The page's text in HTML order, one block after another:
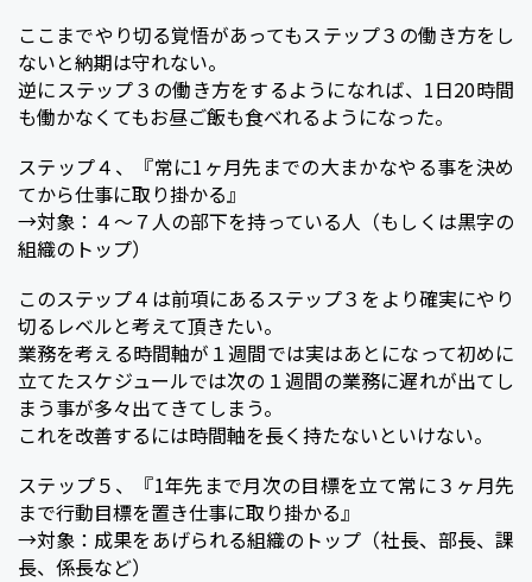
ここまでやり切る覚悟があってもステップ３の働き方をし
ないと納期は守れない。
逆にステップ３の働き方をするようになれば、1日20時間
も働かなくてもお昼ご飯も食べれるようになった。
ステップ４、『常に1ヶ月先までの大まかなやる事を決め
てから仕事に取り掛かる』
→対象：４〜７人の部下を持っている人（もしくは黒字の
組織のトップ）
このステップ４は前項にあるステップ３をより確実にやり
切るレベルと考えて頂きたい。
業務を考える時間軸が１週間では実はあとになって初めに
立てたスケジュールでは次の１週間の業務に遅れが出てし
まう事が多々出てきてしまう。
これを改善するには時間軸を長く持たないといけない。
ステップ５、『1年先まで月次の目標を立て常に３ヶ月先
まで行動目標を置き仕事に取り掛かる』
→対象：成果をあげられる組織のトップ（社長、部長、課
長、係長など）